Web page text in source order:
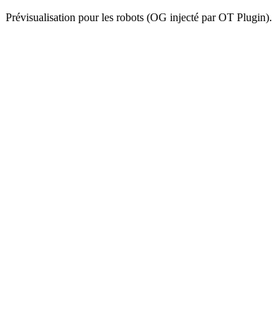
Prévisualisation pour les robots (OG injecté par OT Plugin).